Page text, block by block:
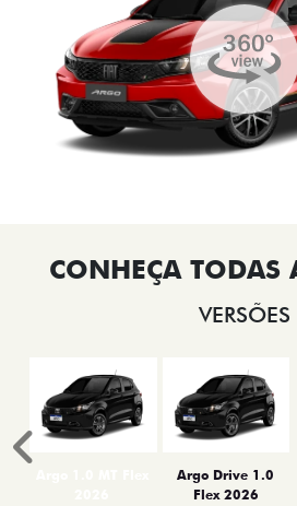
VERSÕES
Argo Drive 1.0
Flex 2026
Anterior